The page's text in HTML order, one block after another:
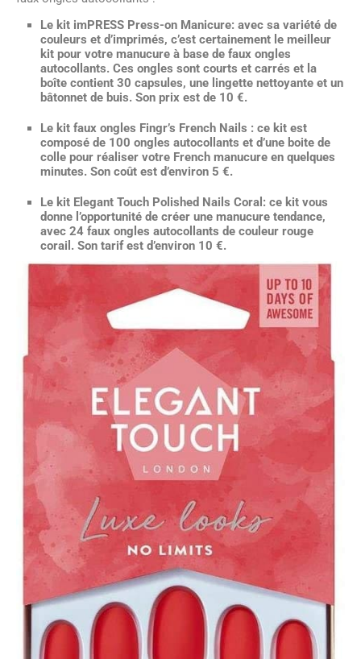
Le kit imPRESS Press-on Manicure: avec sa variété de
couleurs et d’imprimés, c’est certainement le meilleur
kit pour votre manucure à base de faux ongles
autocollants. Ces ongles sont courts et carrés et la
boîte contient 30 capsules, une lingette nettoyante et un
bâtonnet de buis. Son prix est de 10 €.
Le kit faux ongles Fingr’s French Nails : ce kit est
composé de 100 ongles autocollants et d’une boite de
colle pour réaliser votre French manucure en quelques
minutes. Son coût est d’environ 5 €.
Le kit Elegant Touch Polished Nails Coral : ce kit vous
donne l’opportunité de créer une manucure tendance,
avec 24 faux ongles autocollants de couleur rouge
corail. Son tarif est d’environ 10 €.